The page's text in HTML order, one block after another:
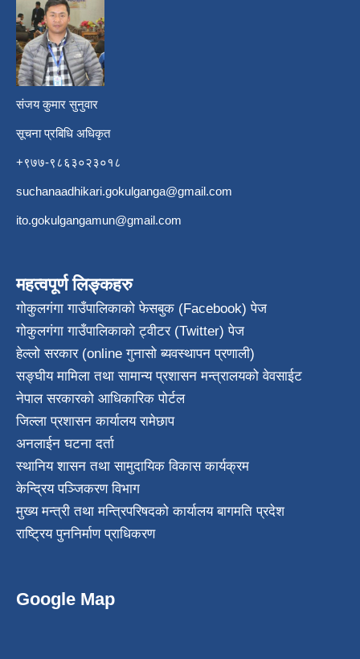
संजय कुमार सुनुवार
सूचना प्रबिधि अधिकृत
+९७७-९८६३०२३०१८
suchanaadhikari.gokulganga@gmail.com
ito.gokulgangamun@gmail.com
महत्वपूर्ण लिङ्कहरु
गोकुलगंगा गाउँपालिकाको फेसबुक (Facebook) पेज
गोकुलगंगा गाउँपालिकाको ट्वीटर (Twitter) पेज
हेल्लो सरकार (online गुनासो ब्यवस्थापन प्रणाली)
सङ्घीय मामिला तथा सामान्य प्रशासन मन्त्रालयको वेवसाईट
नेपाल सरकारको आधिकारिक पोर्टल
जिल्ला प्रशासन कार्यालय रामेछाप
अनलाईन घटना दर्ता
स्थानिय शासन तथा सामुदायिक विकास कार्यक्रम
केन्द्रिय पञ्जिकरण विभाग
मुख्य मन्त्री तथा मन्त्रिपरिषदको कार्यालय बागमति प्रदेश
राष्ट्रिय पुननिर्माण प्राधिकरण
Google Map